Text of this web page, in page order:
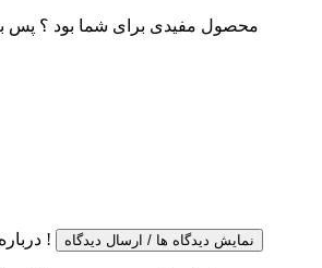
محصول مفیدی برای شما بود ؟ پس
درباره این محصول نظر دهید ! نمایش دیدگاه ها / ارسال دیدگاه